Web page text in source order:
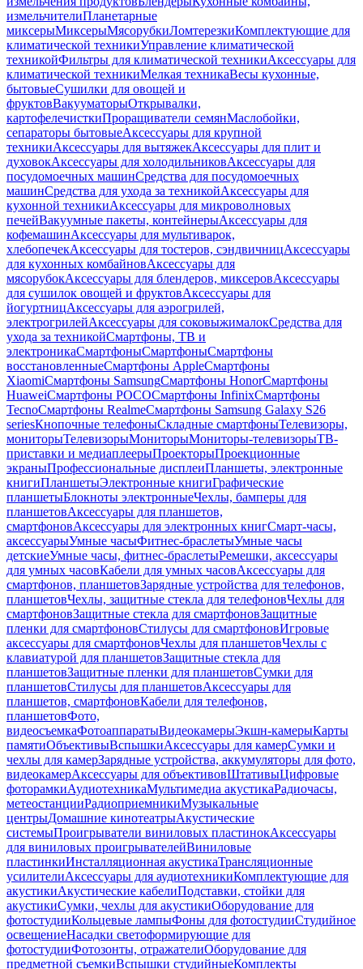
измельчителиПланетарные
миксерыМиксерыМясорубкиЛомтерезкиКомплектующие для
климатической техникиУправление климатической
техникойФильтры для климатической техникиАксессуары для
климатической техникиМелкая техникаВесы кухонные,
бытовыеСушилки для овощей и
фруктовВакууматорыОткрывалки,
картофелечисткиПроращиватели семянМаслобойки,
сепараторы бытовыеАксессуары для крупной
техникиАксессуары для вытяжекАксессуары для плит и
духовокАксессуары для холодильниковАксессуары для
посудомоечных машинСредства для посудомоечных
машинСредства для ухода за техникойАксессуары для
кухонной техникиАксессуары для микроволновых
печейВакуумные пакеты, контейнерыАксессуары для
кофемашинАксессуары для мультиварок,
хлебопечекАксессуары для тостеров, сэндвичницАксессуары
для кухонных комбайновАксессуары для
мясорубокАксессуары для блендеров, миксеровАксессуары
для сушилок овощей и фруктовАксессуары для
йогуртницАксессуары для аэрогрилей,
электрогрилейАксессуары для соковыжималокСредства для
ухода за техникойСмартфоны, ТВ и
электроникаСмартфоныСмартфоныСмартфоны
восстановленныеСмартфоны AppleСмартфоны
XiaomiСмартфоны SamsungСмартфоны HonorСмартфоны
HuaweiСмартфоны POCOСмартфоны InfinixСмартфоны
TecnoСмартфоны RealmeСмартфоны Samsung Galaxy S26
seriesКнопочные телефоныСкладные смартфоныТелевизоры,
мониторыТелевизорыМониторыМониторы-телевизорыТВ-
приставки и медиаплеерыПроекторыПроекционные
экраныПрофессиональные дисплеиПланшеты, электронные
книгиПланшетыЭлектронные книгиГрафические
планшетыБлокноты электронныеЧехлы, бамперы для
планшетовАксессуары для планшетов,
смартфоновАксессуары для электронных книгСмарт-часы,
аксессуарыУмные часыФитнес-браслетыУмные часы
детскиеУмные часы, фитнес-браслетыРемешки, аксессуары
для умных часовКабели для умных часовАксессуары для
смартфонов, планшетовЗарядные устройства для телефонов,
планшетовЧехлы, защитные стекла для телефоновЧехлы для
смартфоновЗащитные стекла для смартфоновЗащитные
пленки для смартфоновСтилусы для смартфоновИгровые
аксессуары для смартфоновЧехлы для планшетовЧехлы с
клавиатурой для планшетовЗащитные стекла для
планшетовЗащитные пленки для планшетовСумки для
планшетовСтилусы для планшетовАксессуары для
планшетов, смартфоновКабели для телефонов,
планшетовФото,
видеосъемкаФотоаппаратыВидеокамерыЭкшн-камерыКарты
памятиОбъективыВспышкиАксессуары для камерСумки и
чехлы для камерЗарядные устройства, аккумуляторы для фото,
видеокамерАксессуары для объективовШтативыЦифровые
фоторамкиАудиотехникаМультимедиа акустикаРадиочасы,
метеостанцииРадиоприемникиМузыкальные
центрыДомашние кинотеатрыАкустические
системыПроигрыватели виниловых пластинокАксессуары
для виниловых проигрывателейВиниловые
пластинкиИнсталляционная акустикаТрансляционные
усилителиАксессуары для аудиотехникиКомплектующие для
акустикиАкустические кабелиПодставки, стойки для
акустикиСумки, чехлы для акустикиОборудование для
фотостудииКольцевые лампыФоны для фотостудииСтудийное
освещениеНасадки светоформирующие для
фотостудииФотозонты, отражателиОборудование для
предметной съемкиВспышки студийныеКомплекты